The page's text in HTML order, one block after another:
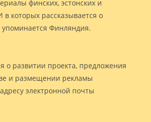
финских, эстонских и
которых рассказывается о
Финляндия.
о развитии проекта, предложения
и размещении рекламы
электронной почты